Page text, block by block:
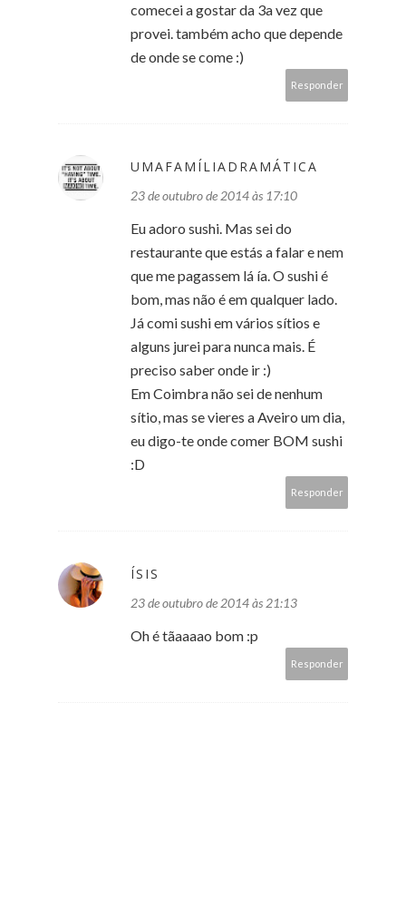
comecei a gostar da 3a vez que
provei. também acho que depende
de onde se come :)
Responder
UMAFAMÍLIADRAMÁTICA
23 de outubro de 2014 às 17:10
Eu adoro sushi. Mas sei do
restaurante que estás a falar e nem
que me pagassem lá ía. O sushi é
bom, mas não é em qualquer lado.
Já comi sushi em vários sítios e
alguns jurei para nunca mais. É
preciso saber onde ir :)
Em Coimbra não sei de nenhum
sítio, mas se vieres a Aveiro um dia,
eu digo-te onde comer BOM sushi
:D
Responder
ÍSIS
23 de outubro de 2014 às 21:13
Oh é tãaaaao bom :p
Responder